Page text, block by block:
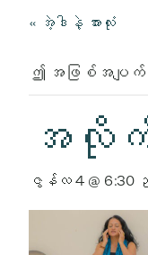
« အဲ့ဒါနဲ့ အားလုံး
ဤ အဖြစ်အပျက် ပြီ
အလို
ဇွန်လ 4 @ 6:30